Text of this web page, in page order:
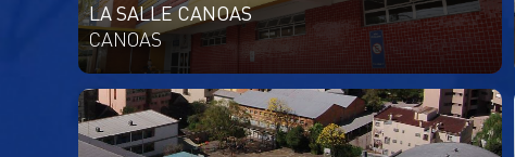
LA SALLE CANOAS
CANOAS